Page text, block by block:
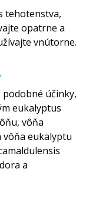
tehotenstva,
opatrne a
vnútorne.
podobné účinky,
eukalyptus
vôňa
vôňa eukalyptu
a